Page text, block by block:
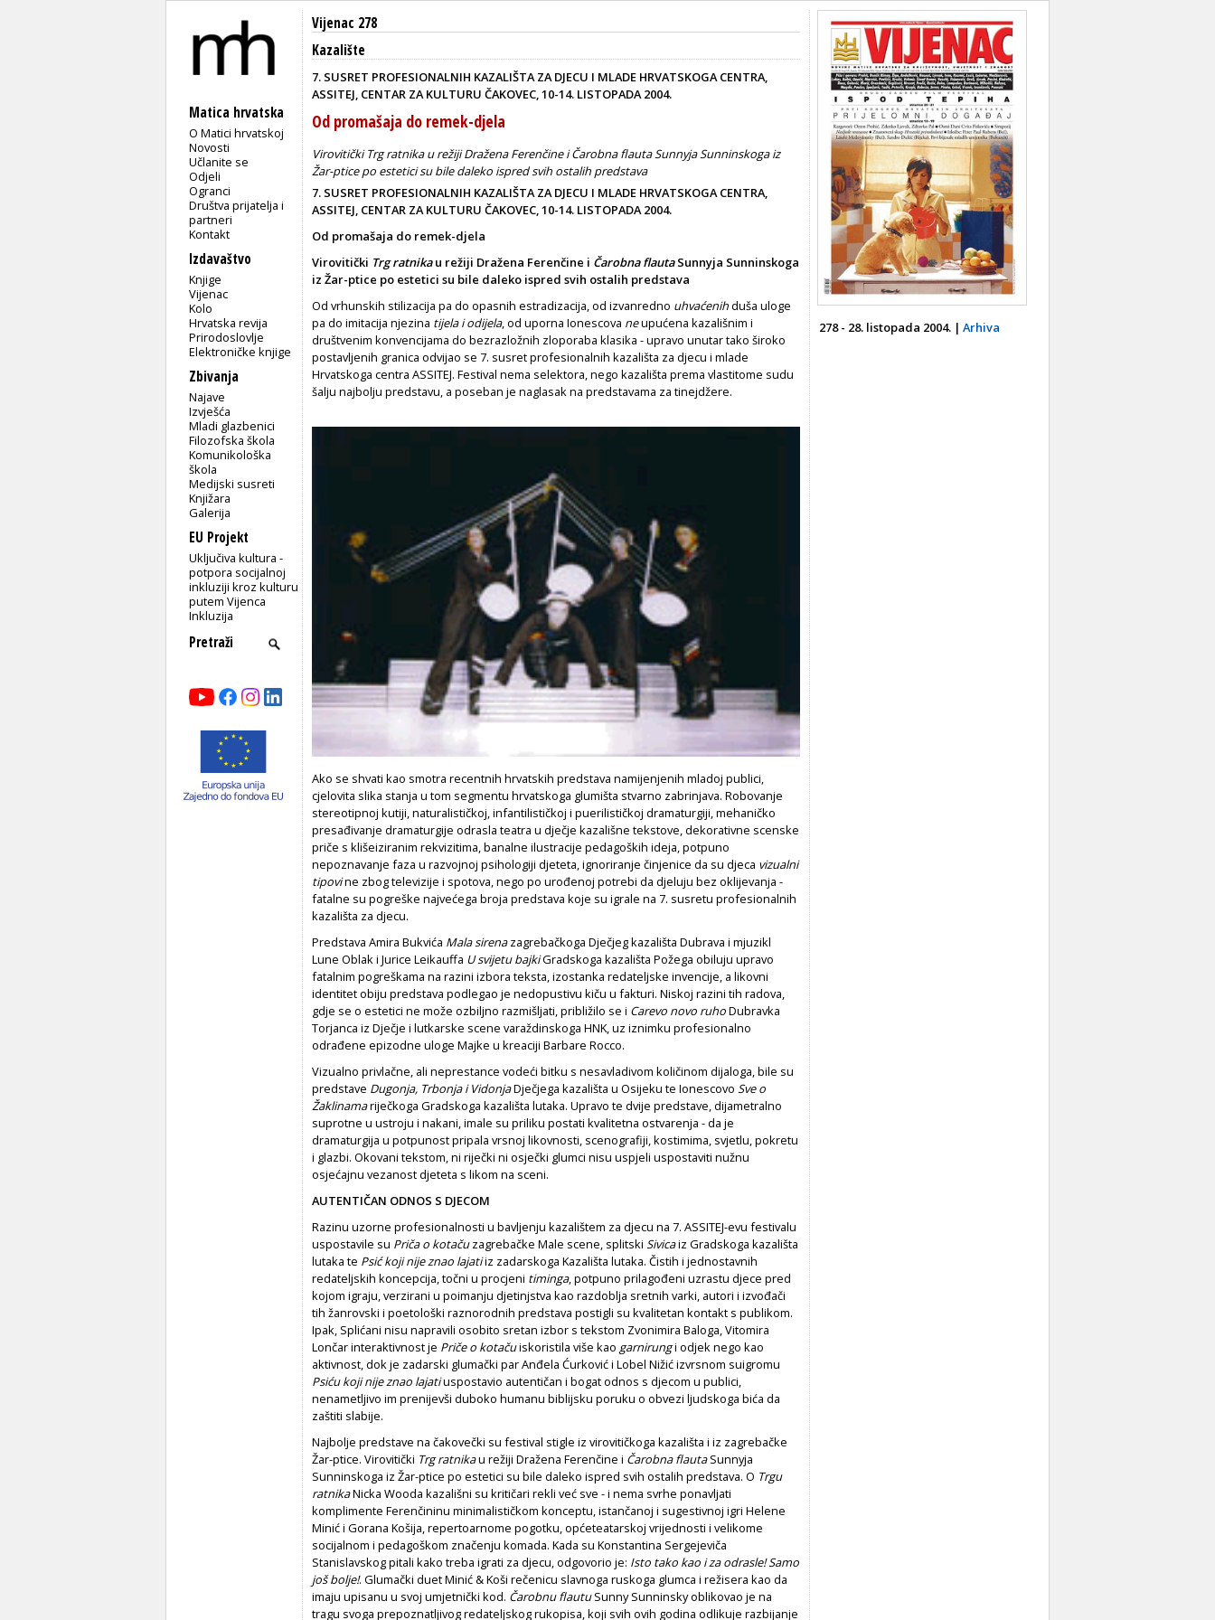
Matica hrvatska
O Matici hrvatskoj
Novosti
Učlanite se
Odjeli
Ogranci
Društva prijatelja i
partneri
Kontakt
Izdavaštvo
Knjige
Vijenac
Kolo
Hrvatska revija
Prirodoslovlje
Elektroničke knjige
Zbivanja
Najave
Izvješća
Mladi glazbenici
Filozofska škola
Komunikološka
škola
Medijski susreti
Knjižara
Galerija
EU Projekt
Uključiva kultura -
potpora socijalnoj
inkluziji kroz kulturu
putem Vijenca
Inkluzija
Vijenac 278
Kazalište
7. SUSRET PROFESIONALNIH KAZALIŠTA ZA DJECU I MLADE HRVATSKOGA CENTRA,
ASSITEJ, CENTAR ZA KULTURU ČAKOVEC, 10-14. LISTOPADA 2004.
Od promašaja do remek-djela
Virovitički Trg ratnika u režiji Dražena Ferenčine i Čarobna flauta Sunnyja Sunninskoga iz
Žar-ptice po estetici su bile daleko ispred svih ostalih predstava
7. SUSRET PROFESIONALNIH KAZALIŠTA ZA DJECU I MLADE HRVATSKOGA CENTRA,
ASSITEJ, CENTAR ZA KULTURU ČAKOVEC, 10-14. LISTOPADA 2004.
Od promašaja do remek-djela
Virovitički Trg ratnikau režiji Dražena Ferenčine i Čarobna flautaSunnyja Sunninskoga
iz Žar-ptice po estetici su bile daleko ispred svih ostalih predstava
Od vrhunskih stilizacija pa do opasnih estradizacija, od izvanredno uhvaćenihduša uloge
pa do imitacija njezina tijela i odijela, od uporna Ionescova neupućena kazališnim i
društvenim konvencijama do bezrazložnih zloporaba klasika - upravo unutar tako široko
postavljenih granica odvijao se 7. susret profesionalnih kazališta za djecu i mlade
Hrvatskoga centra ASSITEJ. Festival nema selektora, nego kazališta prema vlastitome sudu
šalju najbolju predstavu, a poseban je naglasak na predstavama za tinejdžere.
Ako se shvati kao smotra recentnih hrvatskih predstava namijenjenih mladoj publici,
cjelovita slika stanja u tom segmentu hrvatskoga glumišta stvarno zabrinjava. Robovanje
stereotipnoj kutiji, naturalističkoj, infantilističkoj i puerilističkoj dramaturgiji, mehaničko
presađivanje dramaturgije odrasla teatra u dječje kazališne tekstove, dekorativne scenske
priče s klišeiziranim rekvizitima, banalne ilustracije pedagoških ideja, potpuno
nepoznavanje faza u razvojnoj psihologiji djeteta, ignoriranje činjenice da su djeca vizualni
tipovine zbog televizije i spotova, nego po urođenoj potrebi da djeluju bez oklijevanja -
fatalne su pogreške najvećega broja predstava koje su igrale na 7. susretu profesionalnih
kazališta za djecu.
Predstava Amira Bukvića Mala sirenazagrebačkoga Dječjeg kazališta Dubrava i mjuzikl
Lune Oblak i Jurice Leikauffa U svijetu bajkiGradskoga kazališta Požega obiluju upravo
fatalnim pogreškama na razini izbora teksta, izostanka redateljske invencije, a likovni
identitet obiju predstava podlegao je nedopustivu kiču u fakturi. Niskoj razini tih radova,
gdje se o estetici ne može ozbiljno razmišljati, približilo se i Carevo novo ruhoDubravka
Torjanca iz Dječje i lutkarske scene varaždinskoga HNK, uz iznimku profesionalno
odrađene epizodne uloge Majke u kreaciji Barbare Rocco.
Vizualno privlačne, ali neprestance vodeći bitku s nesavladivom količinom dijaloga, bile su
predstave Dugonja, Trbonja i VidonjaDječjega kazališta u Osijeku te Ionescovo Sve o
Žaklinamariječkoga Gradskoga kazališta lutaka. Upravo te dvije predstave, dijametralno
suprotne u ustroju i nakani, imale su priliku postati kvalitetna ostvarenja - da je
dramaturgija u potpunost pripala vrsnoj likovnosti, scenografiji, kostimima, svjetlu, pokretu
i glazbi. Okovani tekstom, ni riječki ni osječki glumci nisu uspjeli uspostaviti nužnu
osjećajnu vezanost djeteta s likom na sceni.
AUTENTIČAN ODNOS S DJECOM
Razinu uzorne profesionalnosti u bavljenju kazalištem za djecu na 7. ASSITEJ-evu festivalu
uspostavile su Priča o kotačuzagrebačke Male scene, splitski Sivicaiz Gradskoga kazališta
lutaka te Psić koji nije znao lajatiiz zadarskoga Kazališta lutaka. Čistih i jednostavnih
redateljskih koncepcija, točni u procjeni timinga, potpuno prilagođeni uzrastu djece pred
kojom igraju, verzirani u poimanju djetinjstva kao razdoblja sretnih varki, autori i izvođači
tih žanrovski i poetološki raznorodnih predstava postigli su kvalitetan kontakt s publikom.
Ipak, Splićani nisu napravili osobito sretan izbor s tekstom Zvonimira Baloga, Vitomira
Lončar interaktivnost je Priče o kotačuiskoristila više kao garnirungi odjek nego kao
aktivnost, dok je zadarski glumački par Anđela Ćurković i Lobel Nižić izvrsnom suigromu
Psiću koji nije znao lajatiuspostavio autentičan i bogat odnos s djecom u publici,
nenametljivo im prenijevši duboko humanu biblijsku poruku o obvezi ljudskoga bića da
zaštiti slabije.
Najbolje predstave na čakovečki su festival stigle iz virovitičkoga kazališta i iz zagrebačke
Žar-ptice. Virovitički Trg ratnikau režiji Dražena Ferenčine i Čarobna flautaSunnyja
Sunninskoga iz Žar-ptice po estetici su bile daleko ispred svih ostalih predstava. O Trgu
ratnikaNicka Wooda kazališni su kritičari rekli već sve - i nema svrhe ponavljati
komplimente Ferenčininu minimalističkom konceptu, istančanoj i sugestivnoj igri Helene
Minić i Gorana Košija, repertoarnome pogotku, općeteatarskoj vrijednosti i velikome
socijalnom i pedagoškom značenju komada. Kada su Konstantina Sergejeviča
Stanislavskog pitali kako treba igrati za djecu, odgovorio je: Isto tako kao i za odrasle! Samo
još bolje!. Glumački duet Minić & Koši rečenicu slavnoga ruskoga glumca i režisera kao da
imaju upisanu u svoj umjetnički kod. Čarobnu flautuSunny Sunninsky oblikovao je na
tragu svoga prepoznatljivog redateljskog rukopisa, koji svih ovih godina odlikuje razbijanje
278 - 28. listopada 2004. | Arhiva